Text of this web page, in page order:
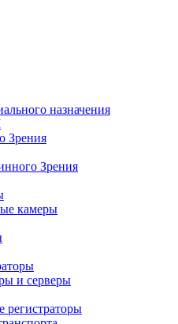
назначения
Зрения
Зрения
камеры
и серверы
регистраторы